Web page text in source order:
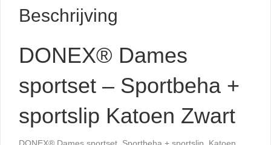
Beschrijving
DONEX® Dames
sportset – Sportbeha +
sportslip Katoen Zwart
DONEX® Dames sportset Sportbeha + sportslip Katoen